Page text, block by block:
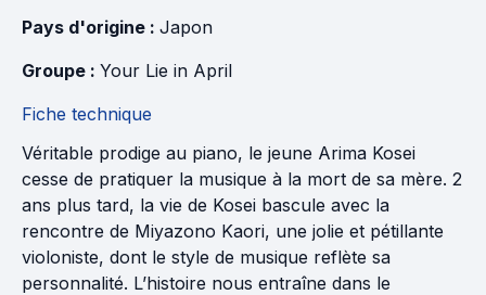
Pays d'origine : Japon
Groupe : Your Lie in April
Fiche technique
Véritable prodige au piano, le jeune Arima Kosei
cesse de pratiquer la musique à la mort de sa mère. 2
ans plus tard, la vie de Kosei bascule avec la
rencontre de Miyazono Kaori, une jolie et pétillante
violoniste, dont le style de musique reflète sa
personnalité. L’histoire nous entraîne dans le